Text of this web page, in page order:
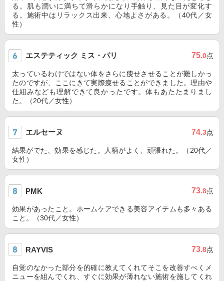
る。肌も潤いに満ちて滑らかになり手触り、見た目が変化す
る。施術中はリラックス出来、心地よさがある。（40代／女
性）
エステティック ミス・パリ 75.0点
太っているわけではない体をさらに痩せさせることが難しかっ
たのですが、ここにきて実際痩せることができました。理由や
仕組みなども理解できて良かったです。体もあたたまりまし
た。（20代／女性）
エルセーヌ 74.3点
結果がでた、効果を感じた。人柄がよく、頑張れた。（20代／
女性）
PMK 73.8点
効果があったこと。ホームケアできる美容アイテムも多々ある
こと。（30代／女性）
RAYVIS 73.8点
自覚のなかった部分を的確に教えてくれてそこを改善すべくメ
ニューを組んでくれ、すぐに効果が薄れない施術を施してくれ